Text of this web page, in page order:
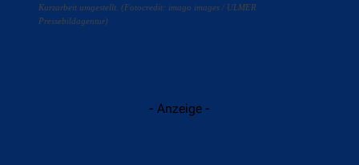
Kurzarbeit umgestellt. (Fotocredit: imago images / ULMER
Pressebildagentur)
- Anzeige -